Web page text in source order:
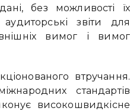
без можливості їх
звіти для
вимог і вимог
втручання.
стандартів
високошвидкісне